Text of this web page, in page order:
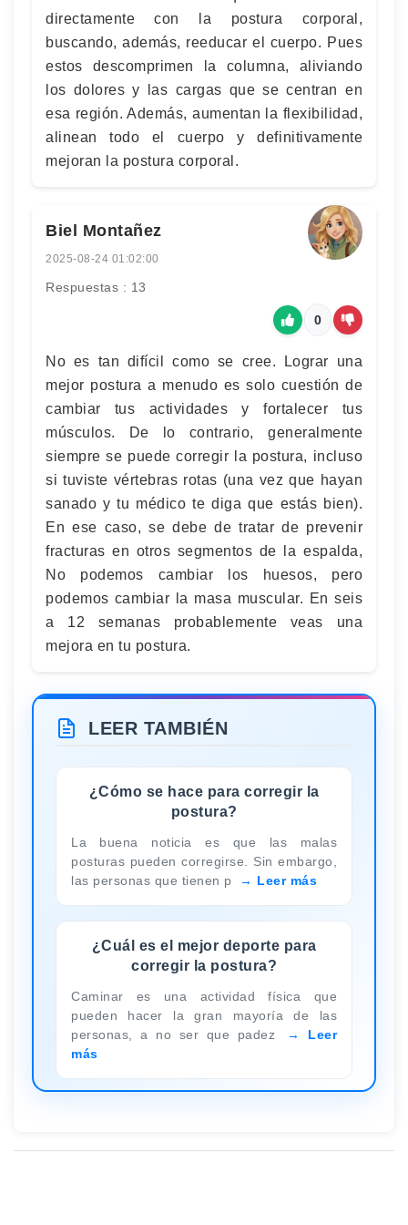
directamente con la postura corporal,
buscando, además, reeducar el cuerpo. Pues
estos descomprimen la columna, aliviando
los dolores y las cargas que se centran en
esa región. Además, aumentan la flexibilidad,
alinean todo el cuerpo y definitivamente
mejoran la postura corporal.
Biel Montañez
2025-08-24 01:02:00
Respuestas : 13
0
No es tan difícil como se cree. Lograr una
mejor postura a menudo es solo cuestión de
cambiar tus actividades y fortalecer tus
músculos. De lo contrario, generalmente
siempre se puede corregir la postura, incluso
si tuviste vértebras rotas (una vez que hayan
sanado y tu médico te diga que estás bien).
En ese caso, se debe de tratar de prevenir
fracturas en otros segmentos de la espalda,
No podemos cambiar los huesos, pero
podemos cambiar la masa muscular. En seis
a 12 semanas probablemente veas una
mejora en tu postura.
LEER TAMBIÉN
¿Cómo se hace para corregir la
postura?
La buena noticia es que las malas
posturas pueden corregirse. Sin embargo,
las personas que tienen p
Leer más
¿Cuál es el mejor deporte para
corregir la postura?
Caminar es una actividad física que
pueden hacer la gran mayoría de las
personas, a no ser que padez
Leer
más